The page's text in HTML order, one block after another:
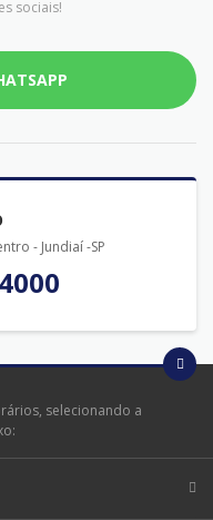
sociais!
- Jundiaí -SP
selecionando a